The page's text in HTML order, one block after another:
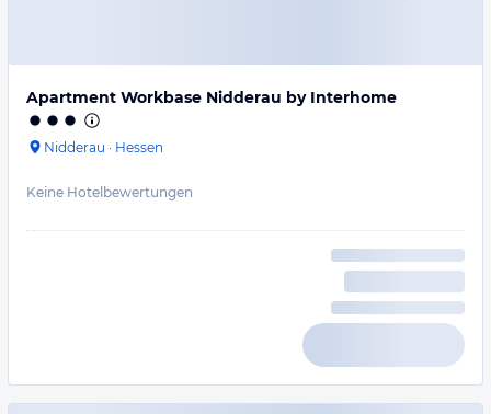
Apartment Workbase Nidderau by Interhome
Nidderau · Hessen
Keine Hotelbewertungen